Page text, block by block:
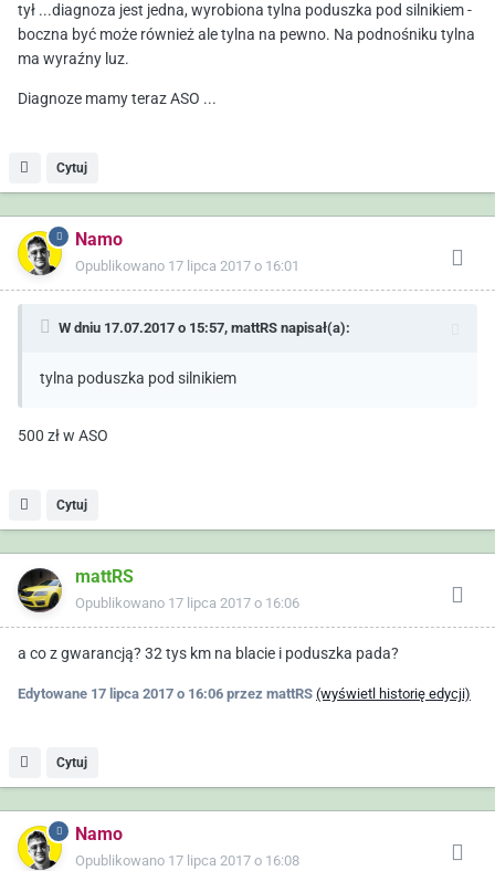
tył ...diagnoza jest jedna, wyrobiona tylna poduszka pod silnikiem -
boczna być może również ale tylna na pewno. Na podnośniku tylna
ma wyraźny luz.
Diagnoze mamy teraz ASO ...
Cytuj
Namo
Opublikowano 17 lipca 2017 o 16:01
W dniu 17.07.2017 o 15:57, mattRS napisał(a):
tylna poduszka pod silnikiem
500 zł w ASO
Cytuj
mattRS
Opublikowano 17 lipca 2017 o 16:06
a co z gwarancją? 32 tys km na blacie i poduszka pada?
Edytowane 17 lipca 2017 o 16:06 przez mattRS (wyświetl historię edycji)
Cytuj
Namo
Opublikowano 17 lipca 2017 o 16:08